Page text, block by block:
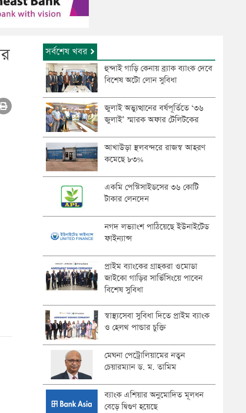
সর্বশেষ খবর
হুন্দাই গাড়ি কেনায় ব্র্যাক ব্যাংক দেবে
বিশেষ অটো লোন সুবিধা
জুলাই অভ্যুত্থানের বর্ষপূর্তিতে ‘৩৬
জুলাই’ স্মারক অফার টেলিটকের
আখাউড়া স্থলবন্দরে রাজস্ব আহরণ
কমেছে ৮৩%
একমি পেস্টিসাইডসের ৩৬ কোটি
টাকার লেনদেন
নগদ লভ্যাংশ পাঠিয়েছে ইউনাইটেড
ফাইন্যান্স
প্রাইম ব্যাংকের গ্রাহকরা ওমোডা
জাইকো গাড়ির সার্ভিসিংয়ে পাবেন
বিশেষ সুবিধা
স্বাস্থ্যসেবা সুবিধা দিতে প্রাইম ব্যাংক
ও হেলথ পান্ডার চুক্তি
মেঘনা পেট্রোলিয়ামের নতুন
চেয়ারম্যান ড. ম. তামিম
ব্যাংক এশিয়ার অনুমোদিত মূলধন
বেড়ে দ্বিগুণ হয়েছে